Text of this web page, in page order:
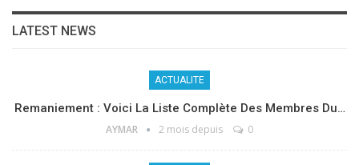
LATEST NEWS
ACTUALITE
Remaniement : Voici La Liste Complète Des Membres Du…
AYMAR 2 mois depuis 0